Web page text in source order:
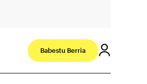
Babestu Berria